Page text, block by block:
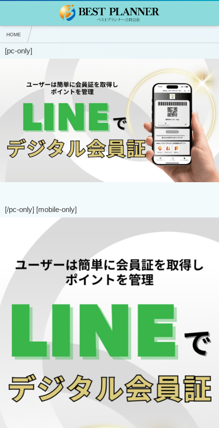
HOME
★LINEをビジネスで活用しよう！ホームページのようなLINE公式アカウント構築
[pc-only]
[/pc-only] [mobile-only]